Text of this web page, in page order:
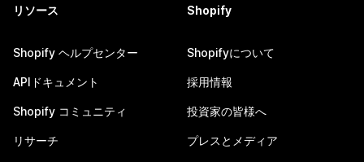
リソース
Shopify ヘルプセンター
APIドキュメント
Shopify コミュニティ
リサーチ
Shopify
Shopifyについて
採用情報
投資家の皆様へ
プレスとメディア